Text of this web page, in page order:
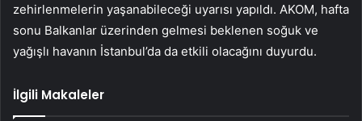
zehirlenmelerin yaşanabileceği uyarısı yapıldı. AKOM, hafta
sonu Balkanlar üzerinden gelmesi beklenen soğuk ve
yağışlı havanın İstanbul’da da etkili olacağını duyurdu.
İlgili Makaleler